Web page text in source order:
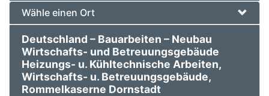
Wähle einen Ort
Deutschland – Bauarbeiten – Neubau
Wirtschafts- und Betreuungsgebäude
Heizungs- u. Kühltechnische Arbeiten,
Wirtschafts- u. Betreuungsgebäude,
Rommelkaserne Dornstadt